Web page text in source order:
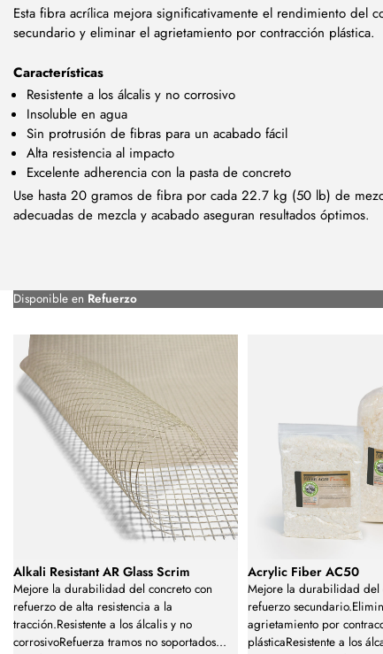
Esta fibra acrílica mejora significativamente el rendimiento del
secundario y eliminar el agrietamiento por contracción plástica.
Características
Resistente a los álcalis y no corrosivo
Insoluble en agua
Sin protrusión de fibras para un acabado fácil
Alta resistencia al impacto
Excelente adherencia con la pasta de concreto
Use hasta 20 gramos de fibra por cada 22.7 kg (50 lb) de
adecuadas de mezcla y acabado aseguran resultados óptimos.
Disponible en Refuerzo
Alkali Resistant AR Glass Scrim
Mejore la durabilidad del concreto con
refuerzo de alta resistencia a la
tracción.Resistente a los álcalis y no
corrosivoRefuerza tramos no soportados...
Acrylic Fiber AC50
Mejore la durabilidad del
refuerzo
agrietamiento por
plásticaResistente a los